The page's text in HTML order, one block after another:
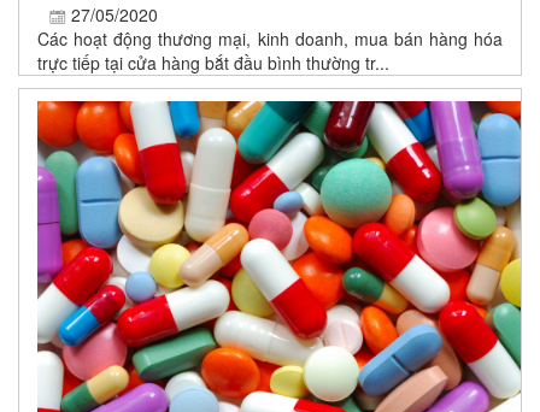
27/05/2020
Các hoạt động thương mại, kinh doanh, mua bán hàng hóa
trực tiếp tại cửa hàng bắt đầu bình thường tr...